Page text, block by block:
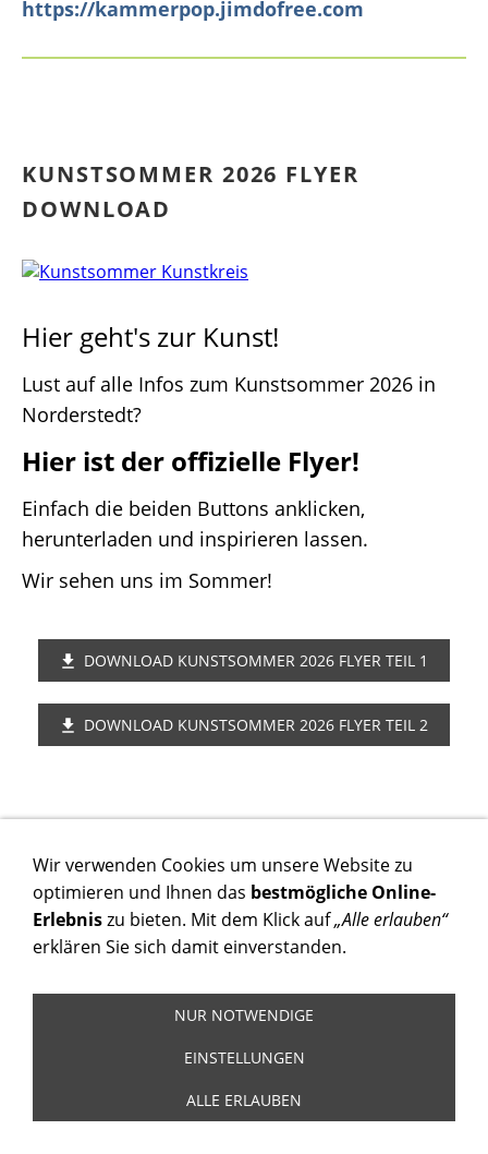
https://kammerpop.jimdofree.com
KUNSTSOMMER 2026 FLYER
DOWNLOAD
Hier geht's zur Kunst!
Lust auf alle Infos zum Kunstsommer 2026 in
Norderstedt?
Hier ist der offizielle Flyer!
Einfach die beiden Buttons anklicken,
herunterladen und inspirieren lassen.
Wir sehen uns im Sommer!
DOWNLOAD KUNSTSOMMER 2026 FLYER TEIL 1
DOWNLOAD KUNSTSOMMER 2026 FLYER TEIL 2
VERANSTALTER
Malimu Kulturverein e.V.undKunstkreis
Norderstedt e.V.
Stadtmuseum Norderstedt
VERANSTALTUNGSORTE
Stadtmuseum Norderstedt, Friedrichsgaber Weg 290,
Wir verwenden Cookies um unsere Website zu
optimieren und Ihnen das bestmögliche Online-
Erlebniszu bieten. Mit dem Klick auf„Alle erlauben“
erklären Sie sich damit einverstanden.
NUR NOTWENDIGE
EINSTELLUNGEN
ALLE ERLAUBEN